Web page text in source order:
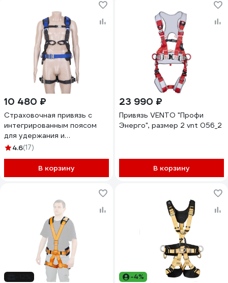
10 480 ₽
Страховочная привязь с
интегрированным поясом
для удержания и
позиционирования Alpsafe
4.6(17)
В корзину
23 990 ₽
Привязь VENTO "Профи
Энерго", размер 2 vnt 056_2
В корзину
-4%